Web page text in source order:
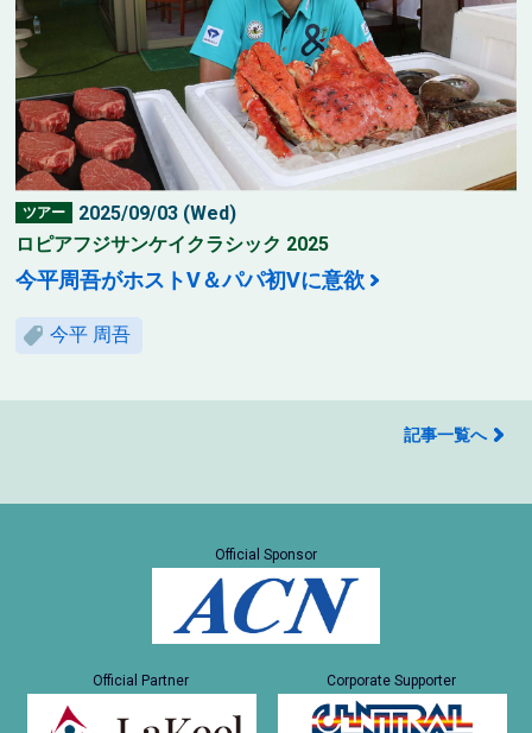
ツアー
2025/09/03 (Wed)
ロピアフジサンケイクラシック 2025
今平周吾がホストV＆パパ初Vに意欲
今平 周吾
記事一覧へ
Official Sponsor
Official Partner Corporate Supporter